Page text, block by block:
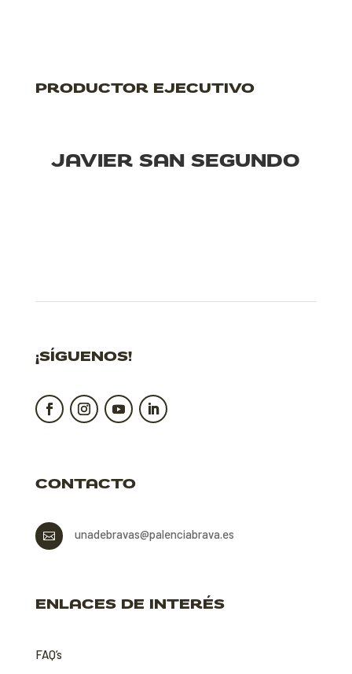
PRODUCTOR EJECUTIVO
JAVIER SAN SEGUNDO
¡SÍGUENOS!
CONTACTO
 unadebravas@palenciabrava.es
ENLACES DE INTERÉS
FAQ’s